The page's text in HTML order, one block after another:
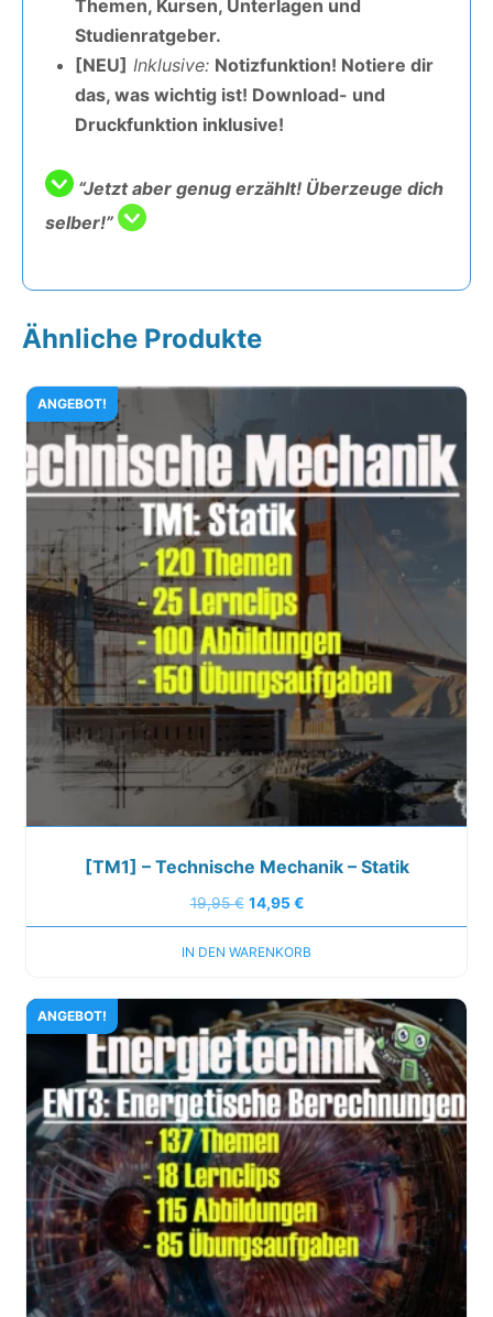
Themen, Kursen, Unterlagen und
Studienratgeber.
[NEU] Inklusive: Notizfunktion! Notiere dir
das, was wichtig ist! Download- und
Druckfunktion inklusive!
“Jetzt aber genug erzählt! Überzeuge dich
selber!”
Ähnliche Produkte
ANGEBOT!
[TM1] – Technische Mechanik – Statik
19,95€ 14,95€
IN DEN WARENKORB
ANGEBOT!